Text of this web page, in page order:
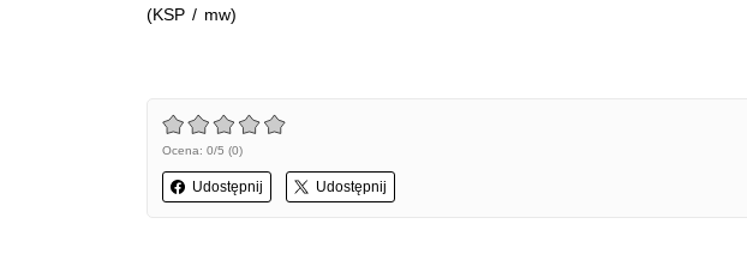
(KSP / mw)
Ocena: 0/5 (0)
Udostępnij Udostępnij